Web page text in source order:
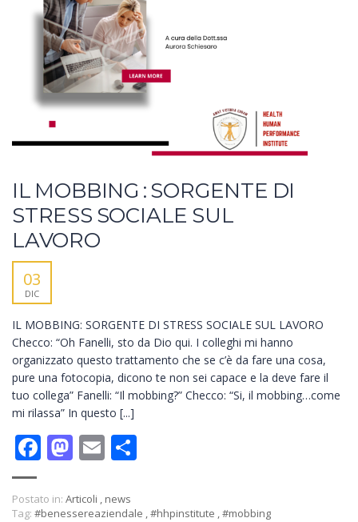
IL MOBBING : SORGENTE DI
STRESS SOCIALE SUL
LAVORO
03
DIC
IL MOBBING: SORGENTE DI STRESS SOCIALE SUL LAVORO
Checco: “Oh Fanelli, sto da Dio qui. I colleghi mi hanno
organizzato questo trattamento che se c’è da fare una cosa,
pure una fotocopia, dicono te non sei capace e la deve fare il
tuo collega” Fanelli: “Il mobbing?” Checco: “Si, il mobbing…come
mi rilassa” In questo [...]
Facebook
Mastodon
Email
Postato in: Articoli
news
Tag: #benessereaziendale #hhpinstitute #mobbing